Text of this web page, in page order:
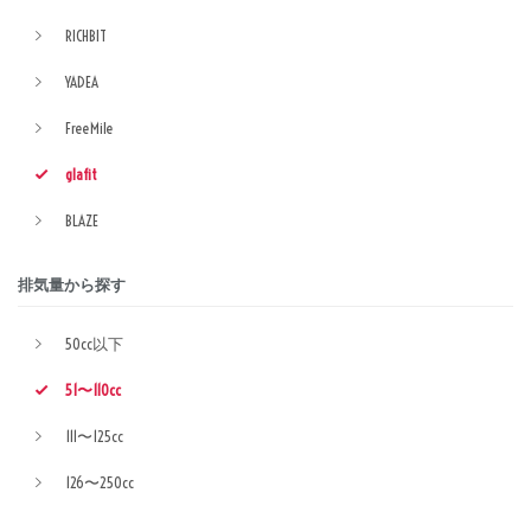
RICHBIT
YADEA
FreeMile
glafit
BLAZE
排気量から探す
50cc以下
51〜110cc
111〜125cc
126〜250cc